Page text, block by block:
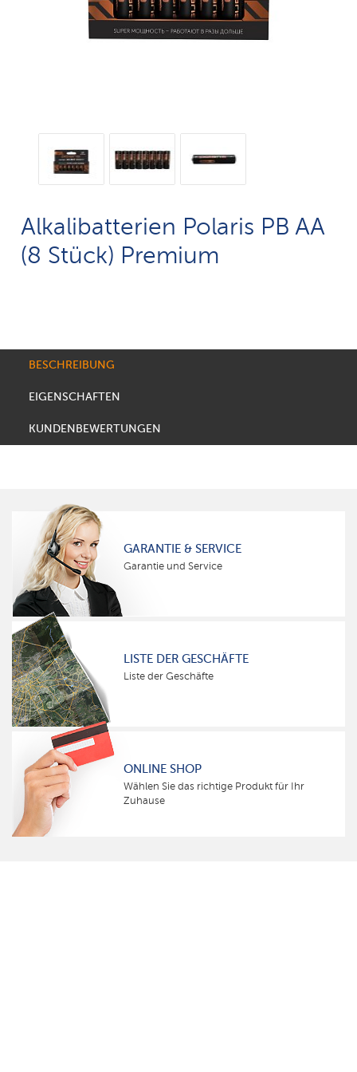
Alkalibatterien Polaris PB AA
(8 Stück) Premium
BESCHREIBUNG
EIGENSCHAFTEN
KUNDENBEWERTUNGEN
GARANTIE & SERVICE
Garantie und Service
LISTE DER GESCHÄFTE
Liste der Geschäfte
ONLINE SHOP
Wählen Sie das richtige Produkt für Ihr
Zuhause